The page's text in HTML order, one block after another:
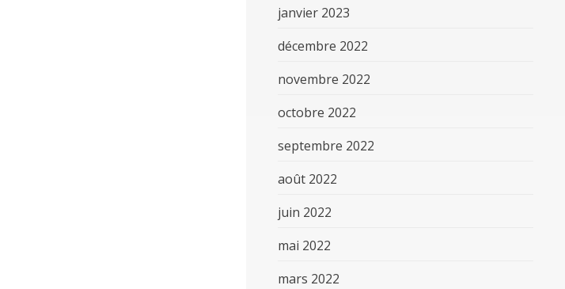
janvier 2023
décembre 2022
novembre 2022
octobre 2022
septembre 2022
août 2022
juin 2022
mai 2022
mars 2022